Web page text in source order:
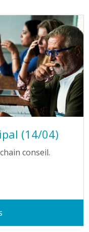
(14/04)
conseil.